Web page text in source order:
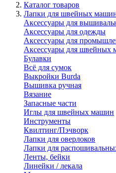
Каталог товаров
Лапки для швейных
Аксессуары для
Аксессуары для одежды
Аксессуары для
Аксессуары для швейных
Булавки
Всё для сумок
Выкройки Burda
Вышивка ручная
Вязание
Запасные части
Иглы для швейных машин
Инструменты
Квилтинг/Пэчворк
Лапки для оверлоков
Лапки для
Ленты, бейки
Линейки / лекала